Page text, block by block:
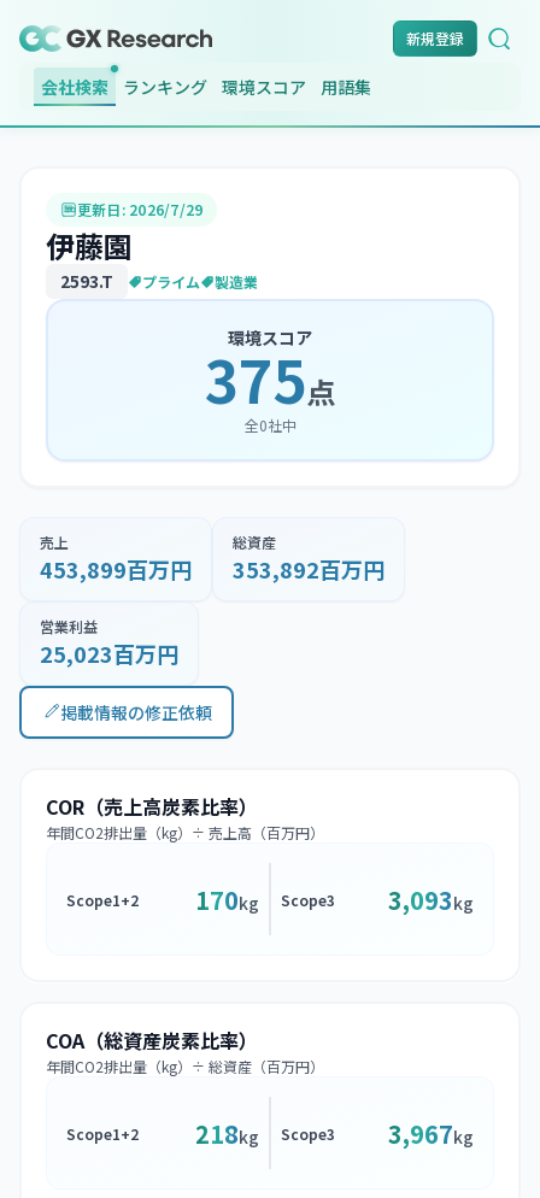
新規登録
会社検索 ランキング 環境スコア 用語集
更新日: 2026/7/29
伊藤園
2593.T プライム 製造業
環境スコア
375点
全0社中
売上
453,899百万円
総資産
353,892百万円
営業利益
25,023百万円
掲載情報の修正依頼
COR（売上高炭素比率）
年間CO2排出量（kg）÷ 売上高（百万円）
Scope1+2 170kg Scope3 3,093kg
COA（総資産炭素比率）
年間CO2排出量（kg）÷ 総資産（百万円）
Scope1+2 218kg Scope3 3,967kg